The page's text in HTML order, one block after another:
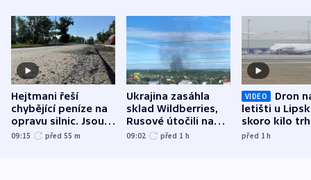
Hejtmani řeší
chybějící peníze na
opravu silnic. Jsou
nenárokové, namítá
09:15 před 55 m
Ukrajina zasáhla
sklad Wildberries,
Rusové útočili na
trh, hasiče či
09:02 před 1 h
VIDEO
Dron
letišti u
skoro kilo
indicie
před 1h